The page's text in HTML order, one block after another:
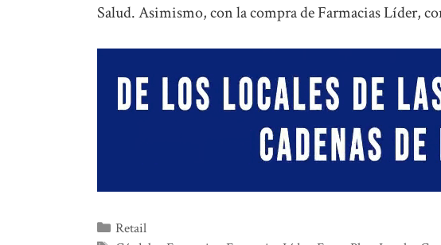
Salud. Asimismo, con la compra de Farmacias Líder,
Categorías
Retail